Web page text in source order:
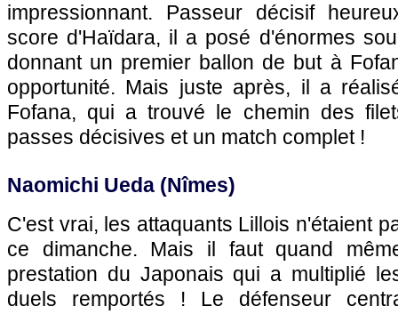
impressionnant. Passeur décisif
score d'Haïdara, il a posé d'énormes
donnant un premier ballon de but à
opportunité. Mais juste après, il a
Fofana, qui a trouvé le chemin des
passes décisives et un match complet !
Naomichi Ueda (Nîmes)
C'est vrai, les attaquants Lillois n'étaient
ce dimanche. Mais il faut quand
prestation du Japonais qui a multiplié
duels remportés ! Le défenseur